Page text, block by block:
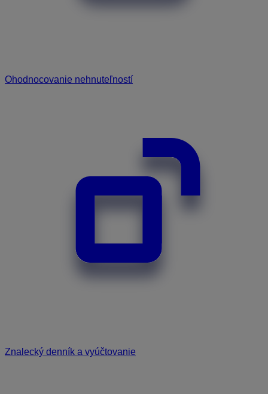
Ohodnocovanie nehnuteľností
Znalecký denník a vyúčtovanie